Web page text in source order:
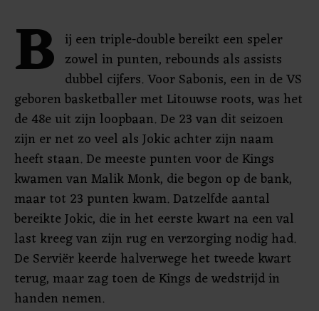
B ij een triple-double bereikt een speler
zowel in punten, rebounds als assists
dubbel cijfers. Voor Sabonis, een in de VS
geboren basketballer met Litouwse roots, was het
de 48e uit zijn loopbaan. De 23 van dit seizoen
zijn er net zo veel als Jokic achter zijn naam
heeft staan. De meeste punten voor de Kings
kwamen van Malik Monk, die begon op de bank,
maar tot 23 punten kwam. Datzelfde aantal
bereikte Jokic, die in het eerste kwart na een val
last kreeg van zijn rug en verzorging nodig had.
De Serviër keerde halverwege het tweede kwart
terug, maar zag toen de Kings de wedstrijd in
handen nemen.